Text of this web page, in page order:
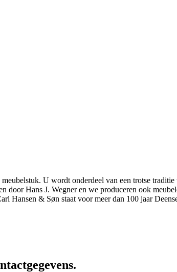
U wordt onderdeel van een trotse
Hans J. Wegner en we produceren ook
& Søn staat voor meer dan 100 jaar